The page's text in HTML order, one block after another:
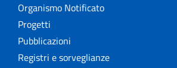
Organismo Notificato
Progetti
Pubblicazioni
Registri e sorveglianze